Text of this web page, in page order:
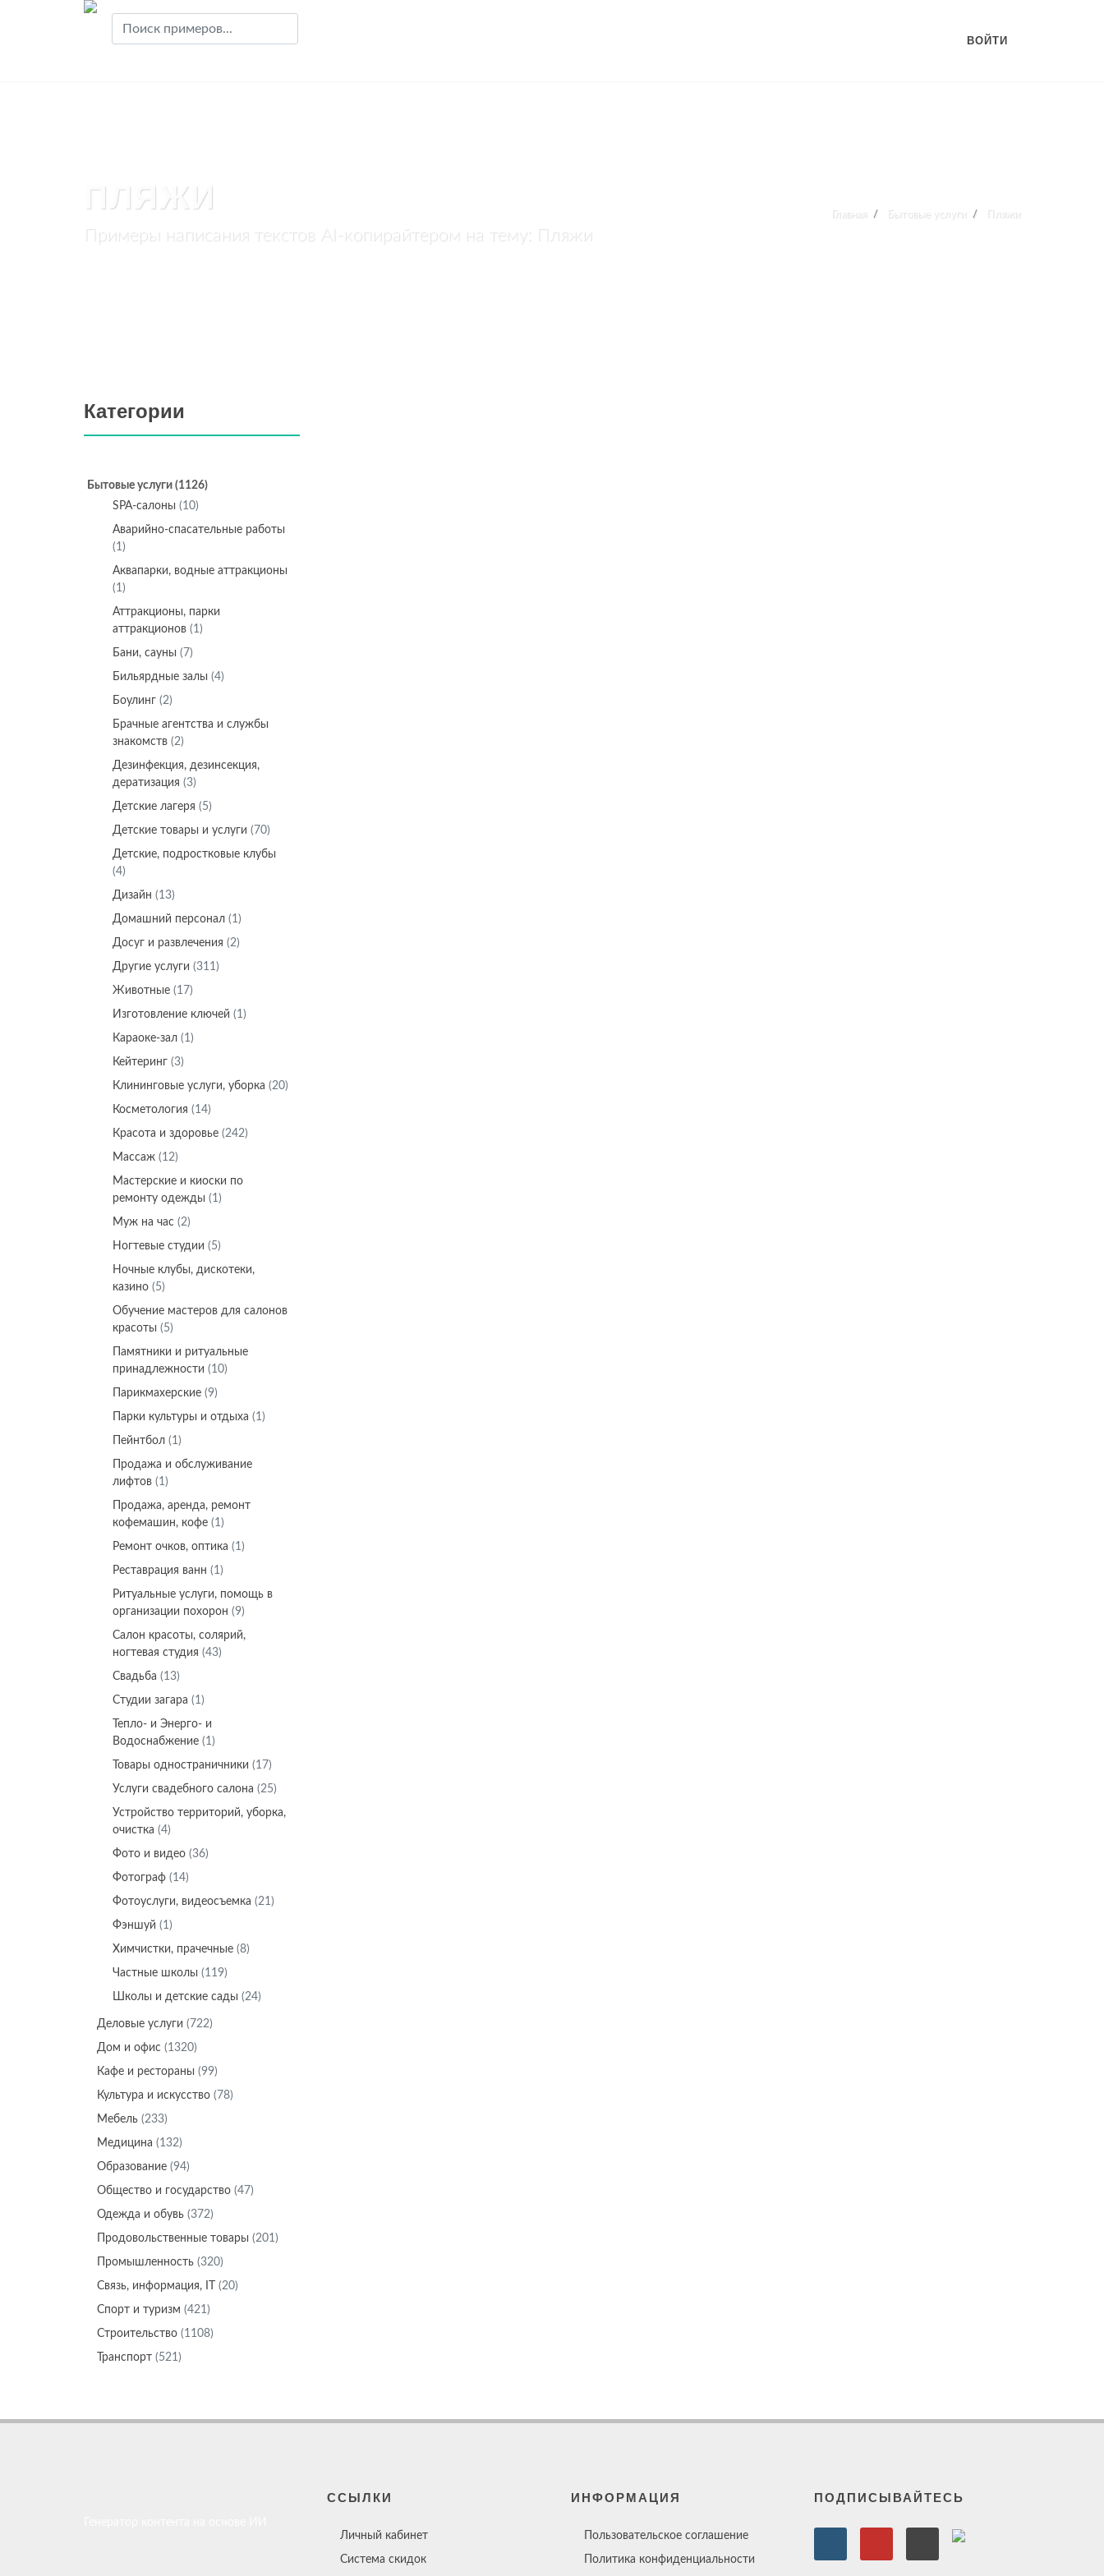
ВОЙТИ
ПЛЯЖИ
Примеры написания текстов AI-копирайтером на тему: Пляжи
Главная Бытовые услуги Пляжи
Категории
Бытовые услуги (1126)
SPA-салоны (10)
Аварийно-спасательные работы
(1)
Аквапарки, водные аттракционы
(1)
Аттракционы, парки
аттракционов (1)
Бани, сауны (7)
Бильярдные залы (4)
Боулинг (2)
Брачные агентства и службы
знакомств (2)
Дeзинфекция, дeзинсекция,
дератизация (3)
Детские лагеря (5)
Детские товары и услуги (70)
Детские, подростковые клубы
(4)
Дизайн (13)
Домашний персонал (1)
Досуг и развлечения (2)
Другие услуги (311)
Животные (17)
Изготовление ключей (1)
Караоке-зал (1)
Кейтеринг (3)
Клининговые услуги, уборка (20)
Косметология (14)
Красота и здоровье (242)
Массаж (12)
Мастерские и киоски по
ремонту одежды (1)
Муж на час (2)
Ногтевые студии (5)
Ночные клубы, дискотеки,
казино (5)
Обучение мастеров для салонов
красоты (5)
Памятники и ритуальные
принадлежности (10)
Парикмахерские (9)
Парки культуры и отдыха (1)
Пейнтбол (1)
Продажа и обслуживание
лифтов (1)
Продажа, аренда, ремонт
кофемашин, кофе (1)
Ремонт очков, оптика (1)
Реставрация ванн (1)
Ритуальные услуги, помощь в
организации похорон (9)
Салон красоты, солярий,
ногтевая студия (43)
Свадьба (13)
Студии загара (1)
Тепло- и Энерго- и
Водоснабжение (1)
Товары одностраничники (17)
Услуги свадебного салона (25)
Устройство территорий, уборка,
очистка (4)
Фото и видео (36)
Фотограф (14)
Фотоуслуги, видеосъемка (21)
Фэншуй (1)
Химчистки, прачечные (8)
Частные школы (119)
Школы и детские сады (24)
Деловые услуги (722)
Дом и офис (1320)
Кафе и рестораны (99)
Культура и искусство (78)
Мебель (233)
Медицина (132)
Образование (94)
Общество и государство (47)
Одежда и обувь (372)
Продовольственные товары (201)
Промышленность (320)
Связь, информация, IT (20)
Спорт и туризм (421)
Строительство (1108)
Транспорт (521)
ССЫЛКИ
Личный кабинет
Система скидок
ИНФОРМАЦИЯ
Пользовательское соглашение
Политика конфиденциальности
ПОДПИСЫВАЙТЕСЬ